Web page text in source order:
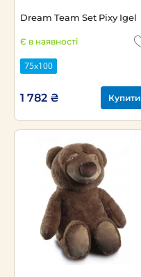
Dream Team Set Pixy Igel
Є в наявності
75х100
1 782 ₴ Купити